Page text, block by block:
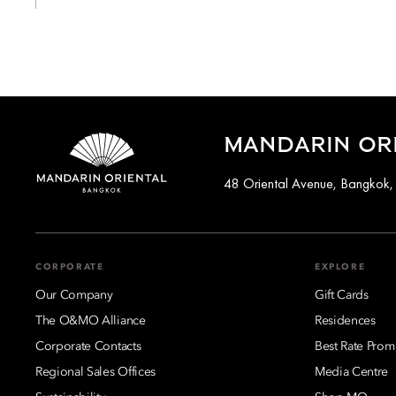
MANDARIN
48 Oriental Avenue,
CORPORATE
Our Company
The O&MO Alliance
Corporate Contacts
Regional Sales Offices
EXPLORE
Gift Cards
Residences
Best Rate
Media Centre